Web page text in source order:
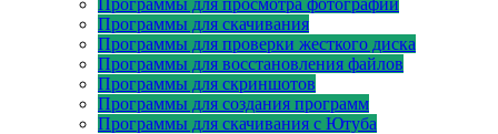
Программы для скачивания
Программы для проверки жесткого диска
Программы для восстановления файлов
Программы для скриншотов
Программы для создания программ
Программы для скачивания с Ютуба